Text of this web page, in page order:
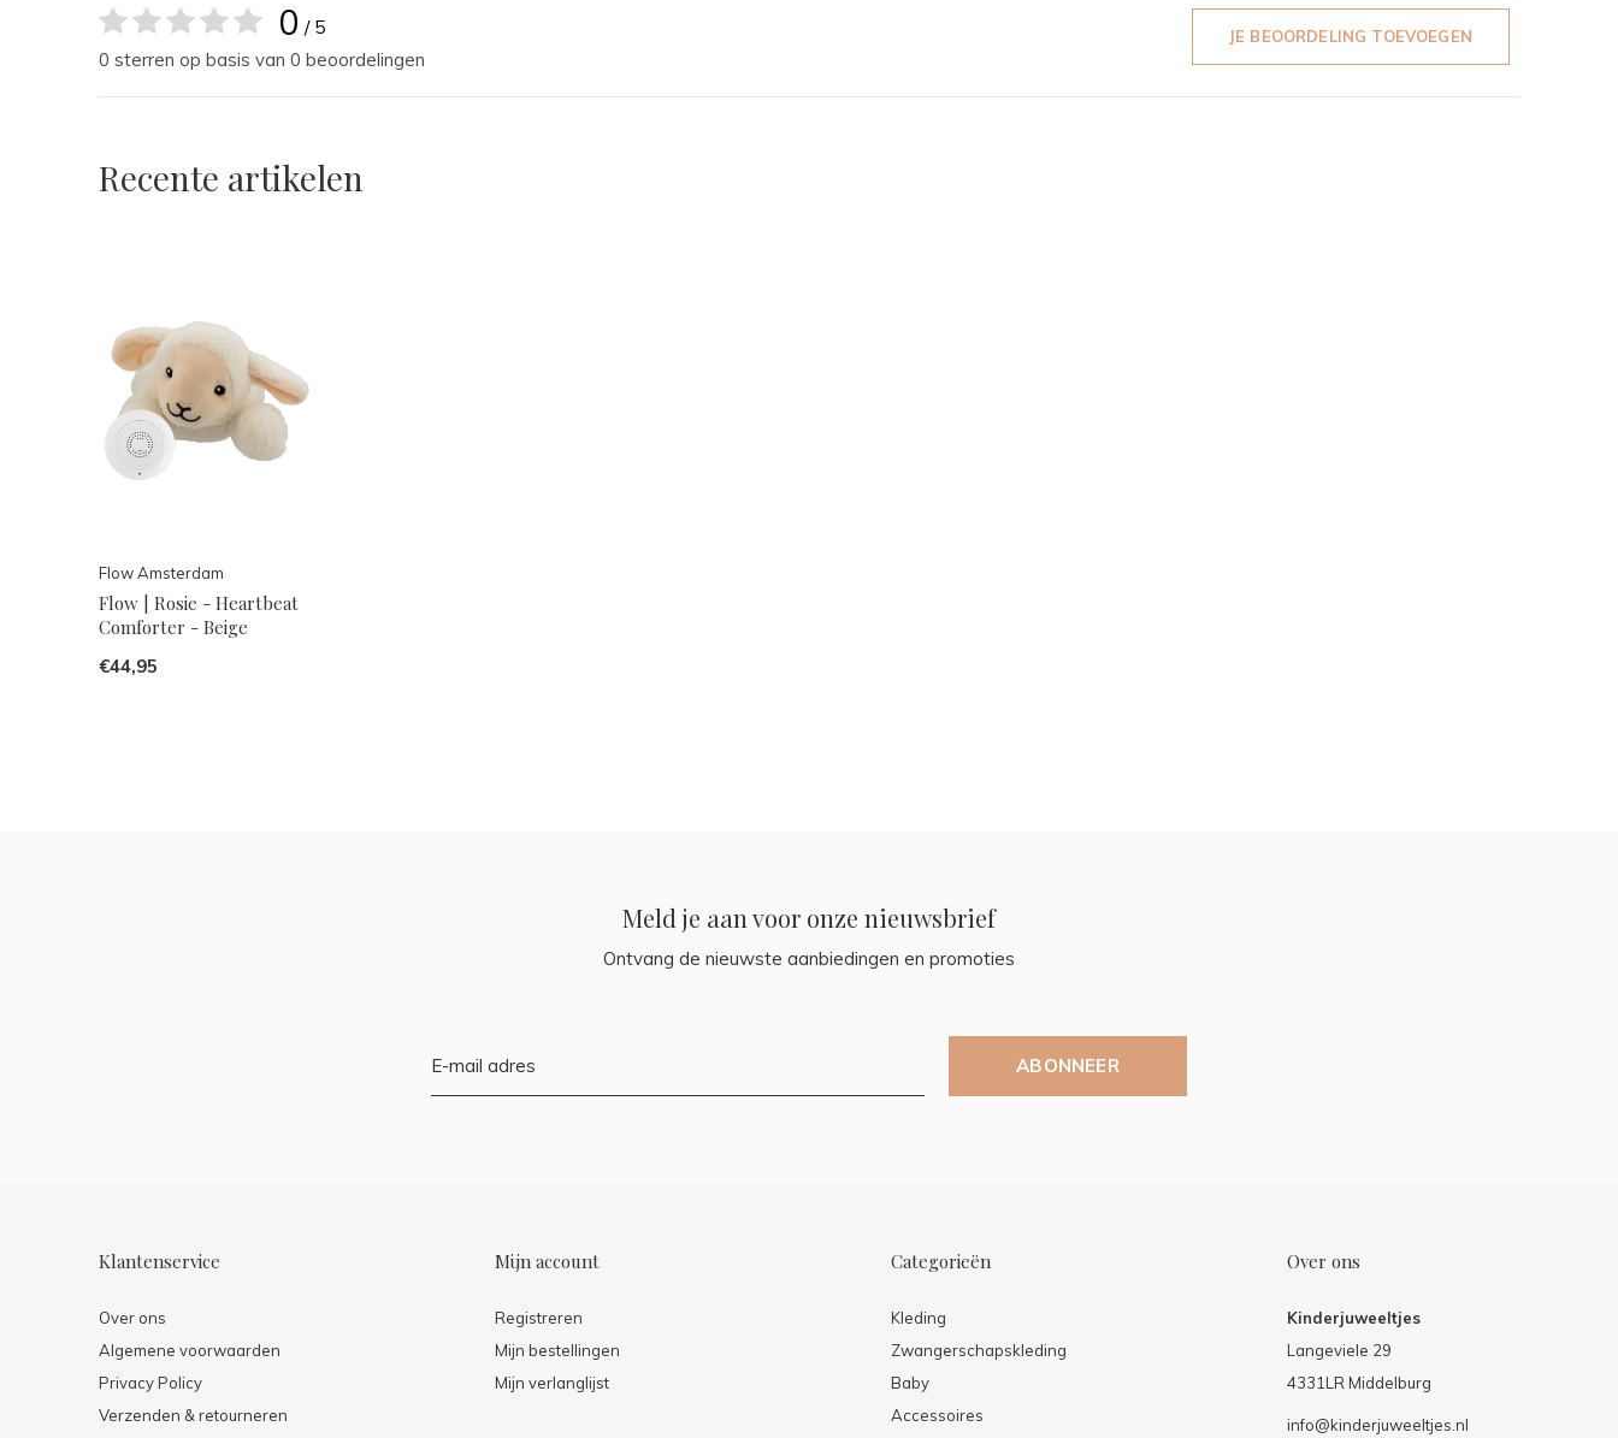
0 / 5
0 sterren op basis van 0 beoordelingen
JE BEOORDELING TOEVOEGEN
Recente artikelen
Flow Amsterdam
Flow | Rosie - Heartbeat
Comforter - Beige
€44,95
Meld je aan voor onze nieuwsbrief
Ontvang de nieuwste aanbiedingen en promoties
ABONNEER
Klantenservice
Over ons
Algemene voorwaarden
Privacy Policy
Verzenden & retourneren
Mijn account
Registreren
Mijn bestellingen
Mijn verlanglijst
Categorieën
Kleding
Zwangerschapskleding
Baby
Accessoires
Over ons
Kinderjuweeltjes
Langeviele 29
4331LR Middelburg
info@kinderjuweeltjes.nl